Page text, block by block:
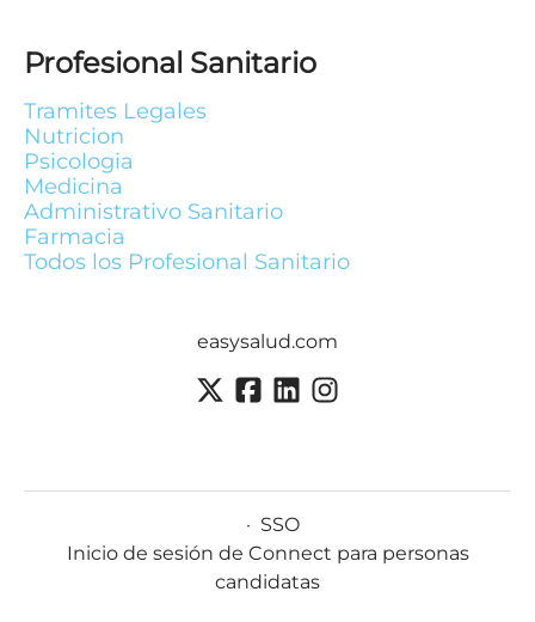
Profesional Sanitario
Tramites Legales
Nutricion
Psicologia
Medicina
Administrativo Sanitario
Farmacia
Todos los Profesional Sanitario
easysalud.com
· SSO
Inicio de sesión de Connect para personas
candidatas